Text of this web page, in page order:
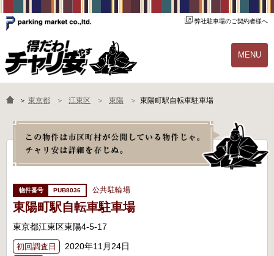
弊社駐車場のご契約者様へ
MENU
物件一覧 ご契約の流れ
よくあるご質問 駐輪場オーナー様へ
＞ 東京都 江東区 東陽 東陽町駅自転車駐車場
PUB8036 公共駐輪場
東陽町駅自転車駐車場
東京都江東区東陽4-5-17
初回調査日 2020年11月24日